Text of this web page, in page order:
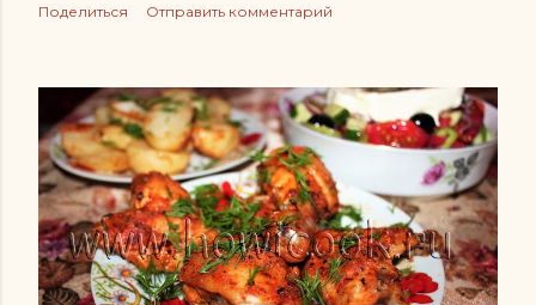
Поделиться Отправить комментарий